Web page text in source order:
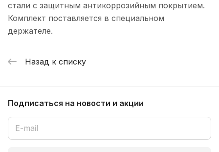
стали с защитным антикоррозийным покрытием.
Комплект поставляется в специальном
держателе.
Назад к списку
Подписаться на новости и акции